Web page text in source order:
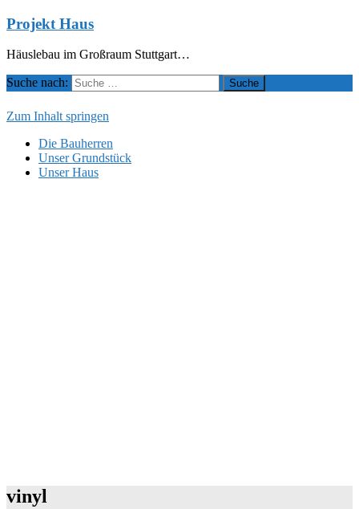
Projekt Haus
Häuslebau im Großraum Stuttgart…
Suche nach:
Zum Inhalt springen
Die Bauherren
Unser Grundstück
Unser Haus
vinyl